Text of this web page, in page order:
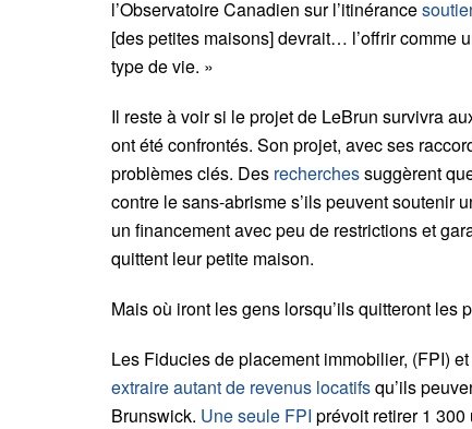
l’Observatoire Canadien sur l’itinérance
[des petites maisons] devrait… l’offrir comme
type de vie. »
Il reste à voir si le projet de LeBrun survivra
ont été confrontés. Son projet, avec ses
problèmes clés. Des recherchessuggèrent
contre le sans-abrisme s’ils peuvent soutenir
un financement avec peu de restrictions et
quittent leur petite maison.
Mais où iront les gens lorsqu’ils quitteront les
Les Fiducies de placement immobilier, (FPI)
extraire autant de revenus locatifsqu’ils
Brunswick. Une seule FPI prévoit retirer 1